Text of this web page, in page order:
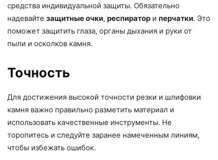
средства индивидуальной защиты. Обязательно
надевайте защитные очки, респиратор и перчатки. Это
поможет защитить глаза, органы дыхания и руки от
пыли и осколков камня.
Точность
Для достижения высокой точности резки и шлифовки
камня важно правильно разметить материал и
использовать качественные инструменты. Не
торопитесь и следуйте заранее намеченным линиям,
чтобы избежать ошибок.